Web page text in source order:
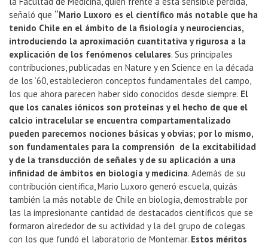
señaló que “Mario Luxoro es el científico más notable que ha
tenido Chile en el ámbito de la fisiología y neurociencias,
introduciendo la aproximación cuantitativa y rigurosa a la
explicación de los fenómenos celulares. Sus principales
contribuciones, publicadas en Nature y en Science en la década
de los ’60, establecieron conceptos fundamentales del campo,
los que ahora parecen haber sido conocidos desde siempre. El
que los canales iónicos son proteínas y el hecho de que el
calcio intracelular se encuentra compartamentalizado
pueden parecernos nociones básicas y obvias; por lo mismo,
son fundamentales para la comprensión de la excitabilidad
y de la transducción de señales y de su aplicación a una
infinidad de ámbitos en biología y medicina. Además de su
contribución científica, Mario Luxoro generó escuela, quizás
también la más notable de Chile en biología, demostrable por
las la impresionante cantidad de destacados científicos que se
formaron alrededor de su actividad y la del grupo de colegas
con los que fundó el laboratorio de Montemar. Estos méritos